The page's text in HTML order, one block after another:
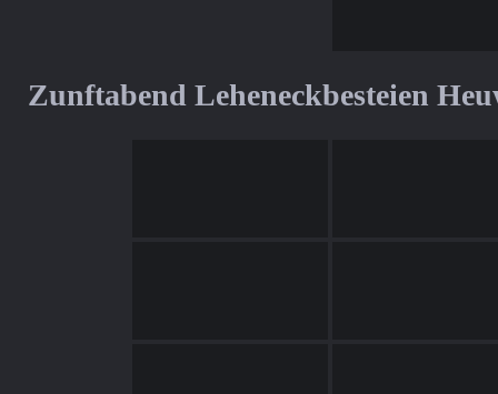
Zunftabend Leheneckbesteien